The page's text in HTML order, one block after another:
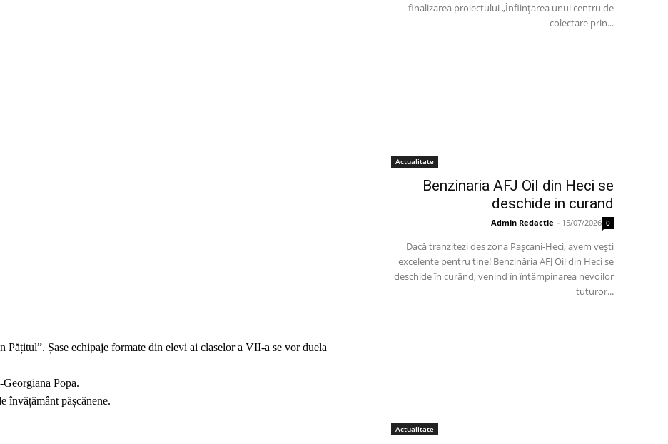
Pățitul”. Șase echipaje formate din elevi ai claselor a VII-a se vor duela
Popa.
învățământ pășcănene.
finalizarea proiectului „Înființarea unui centru de
colectare prin...
Actualitate
Benzinaria AFJ Oil din Heci se
deschide in curand
Admin Redactie - 15/07/2026 0
Dacă tranzitezi des zona Pașcani-Heci, avem vești
excelente pentru tine! Benzinăria AFJ Oil din Heci se
deschide în curând, venind în întâmpinarea nevoilor
tuturor...
Actualitate